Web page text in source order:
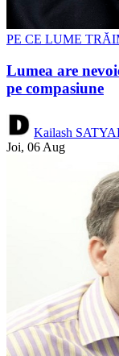
PE CE LUME
Lumea are
pe compasiune
Kailash
Joi, 06 Aug